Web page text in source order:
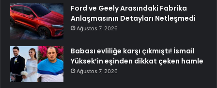
Ford ve Geely Arasındaki Fabrika
Anlaşmasının Detayları Netleşmedi
Ağustos 7, 2026
Babası evliliğe karşı çıkmıştı! İsmail
Yüksek’in eşinden dikkat çeken hamle
Ağustos 7, 2026